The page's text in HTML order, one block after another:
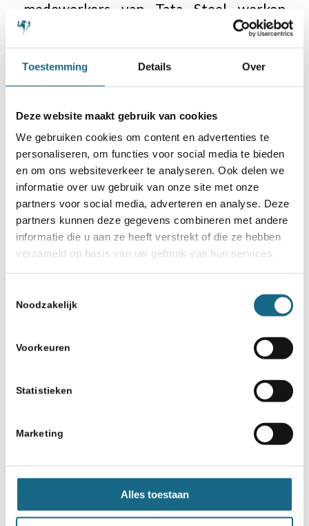
Toestemming Details Over
Deze website maakt gebruik van cookies
We gebruiken cookies om content en advertenties te
personaliseren, om functies voor social media te bieden
en om ons websiteverkeer te analyseren. Ook delen we
informatie over uw gebruik van onze site met onze
partners voor social media, adverteren en analyse. Deze
partners kunnen deze gegevens combineren met andere
informatie die u aan ze heeft verstrekt of die ze hebben
verzameld op basis van uw gebruik van hun services.
Noodzakelijk
Voorkeuren
Statistieken
Marketing
Alles toestaan
medewerkers van Tata Steel werken
voortdurend aan het bedenken van
producten verder te verbeteren.
mensen van over de hele wereld,
hetgeen nu meer dan ooit belangrijk is.
Via #ChessConnects organiseert Tata
Steel samen met haar partners
verschillende projecten om mensen
rondom de schaaksport met elkaar in
contact te brengen, met een speciale
focus op het verbinden van jongeren.
Het laatste nieuws en informatie over
het Tata Steel Chess Tournament is te
vinden op
Tata Steel Chess